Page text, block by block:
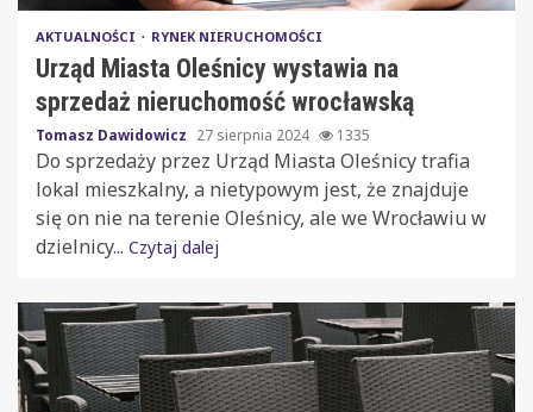
AKTUALNOŚCI RYNEK NIERUCHOMOŚCI
Urząd Miasta Oleśnicy wystawia na
sprzedaż nieruchomość wrocławską
Tomasz Dawidowicz 27 sierpnia 2024 1335
Do sprzedaży przez Urząd Miasta Oleśnicy trafia
lokal mieszkalny, a nietypowym jest, że znajduje
się on nie na terenie Oleśnicy, ale we Wrocławiu w
dzielnicy... Czytaj dalej